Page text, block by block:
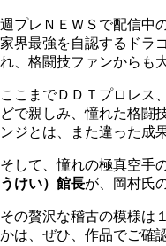
週プレＮＥＷＳで配信中
家界最強を自認するドラ
れ、格闘技ファンからも
ここまでＤＤＴプロレス
どで親しみ、憧れた格闘
ンジとは、また違った成
そして、憧れの極真空手
うけい）館長が、岡村氏
その贅沢な稽古の模様は
かは、ぜひ、作品でご確